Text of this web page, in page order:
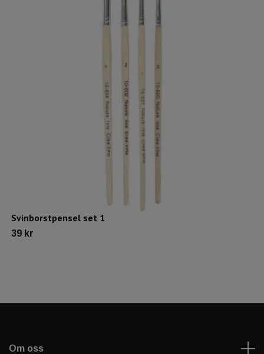
Svinborstpensel set 1
39 kr
Om oss